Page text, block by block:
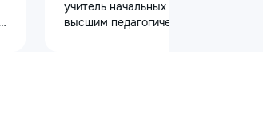
учитель начальных классов с
высшим педагогическим и